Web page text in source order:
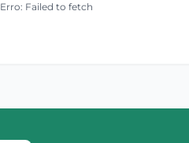
Erro: Failed to fetch